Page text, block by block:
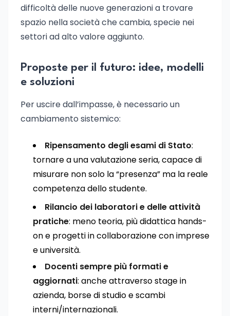
difficoltà delle nuove generazioni a trovare
spazio nella società che cambia, specie nei
settori ad alto valore aggiunto.
Proposte per il futuro: idee, modelli
e soluzioni
Per uscire dall’impasse, è necessario un
cambiamento sistemico:
Ripensamento degli esami di Stato:
tornare a una valutazione seria, capace di
misurare non solo la “presenza” ma la reale
competenza dello studente.
Rilancio dei laboratori e delle attività
pratiche: meno teoria, più didattica hands-
on e progetti in collaborazione con imprese
e università.
Docenti sempre più formati e
aggiornati: anche attraverso stage in
azienda, borse di studio e scambi
interni/internazionali.